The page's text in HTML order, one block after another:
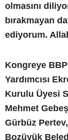
olmasını
bırakmayan
ediyorum.
Kongreye
Yardımcısı
Kurulu Üyesi
Mehmet
Gürbüz
Bozüyük